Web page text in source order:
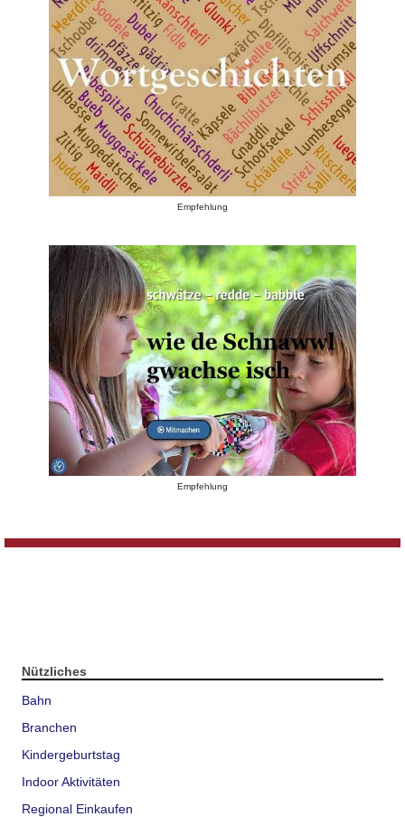
Empfehlung
Empfehlung
Nützliches
Bahn
Branchen
Kindergeburtstag
Indoor Aktivitäten
Regional Einkaufen